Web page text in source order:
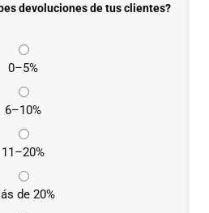
devoluciones de tus clientes?
0–5%
6–10%
11–20%
de 20%